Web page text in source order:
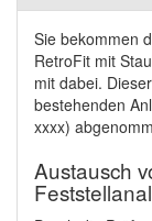
Sie bekommen
RetroFit mit
mit dabei.
bestehenden
xxxx)
Austausch